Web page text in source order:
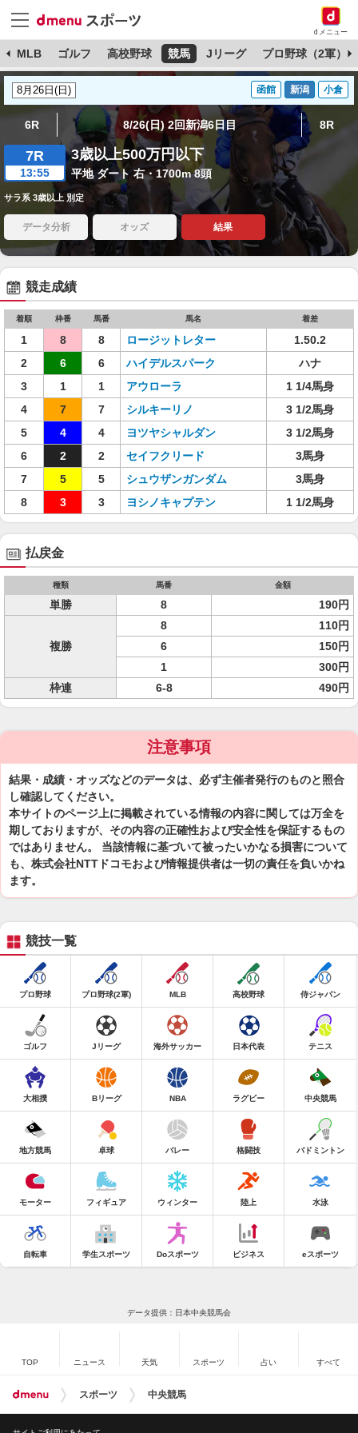
dメニュー
MLB ゴルフ 高校野球 競馬 Jリーグ プロ野球（2軍）
函館 新潟 小倉
6R 8/26(日) 2回新潟6日目 8R
7R
13:55
3歳以上500万円以下
平地 ダート 右・1700m 8頭
サラ系 3歳以上 別定
データ分析 オッズ 結果
競走成績
着順 枠番 馬番 馬名 着差
1 8 8 ロージットレター
1.50.2
2
6 6 ハイデルスパーク
ハナ
3
1 1 アウローラ
1 1/4馬身
4
7 7 シルキーリノ
3 1/2馬身
5
4 4 ヨツヤシャルダン
3 1/2馬身
6
2 2 セイフクリード
3馬身
7
5 5 シュウザンガンダム
3馬身
8
3 3 ヨシノキャプテン 1 1/2馬身
払戻金
種類 馬番 金額
単勝 8 190円
複勝
8
110円
6
150円
1
300円
枠連
6-8 490円
注意事項
結果・成績・オッズなどのデータは、必ず主催者発行のものと照合
し確認してください。
本サイトのページ上に掲載されている情報の内容に関しては万全を
期しておりますが、その内容の正確性および安全性を保証するもの
ではありません。 当該情報に基づいて被ったいかなる損害について
も、株式会社NTTドコモおよび情報提供者は一切の責任を負いかね
ます。
競技一覧
プロ野球 プロ野球(2軍) MLB 高校野球 侍ジャパン
ゴルフ Jリーグ 海外サッカー 日本代表 テニス
大相撲 Bリーグ NBA ラグビー 中央競馬
地方競馬 卓球 バレー 格闘技 バドミントン
モーター フィギュア ウィンター 陸上 水泳
自転車 学生スポーツ Doスポーツ ビジネス eスポーツ
データ提供：日本中央競馬会
TOP ニュース 天気 スポーツ 占い すべて
スポーツ 中央競馬